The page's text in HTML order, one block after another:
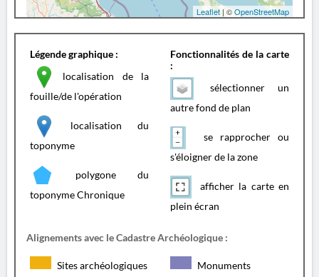
Leaflet | ©OpenStreetMap
Légende graphique :
localisation de la
fouille/de l'opération
localisation du
toponyme
polygone du
toponyme Chronique
Fonctionnalités de la carte
:
sélectionner un
autre fond de plan
se rapprocher ou
s'éloigner de la zone
afficher la carte en
plein écran
Alignements avec le Cadastre Archéologique :
Sites archéologiques Monuments